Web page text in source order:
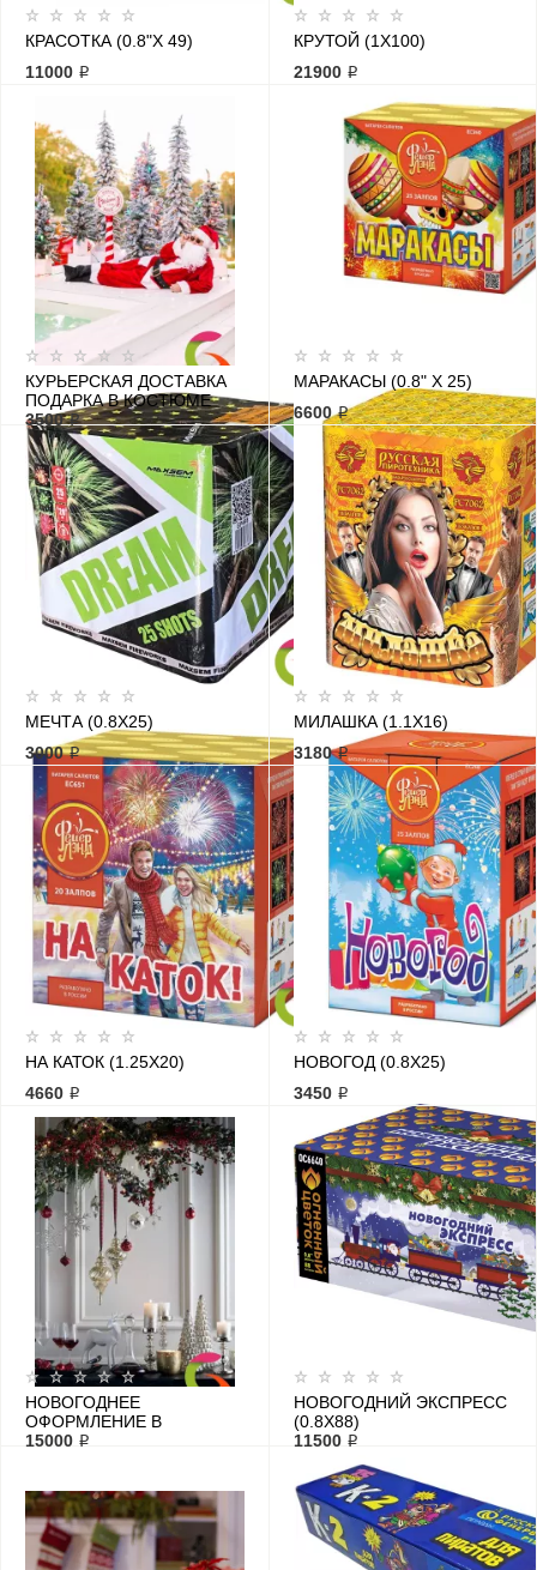
КРАСОТКА (0.8"Х 49)
11000 ₽
КРУТОЙ (1Х100)
21900 ₽
КУРЬЕРСКАЯ ДОСТАВКА
ПОДАРКА В КОСТЮМЕ
ДЕДУШКИ МОРОЗА
3500 ₽
МАРАКАСЫ (0.8" Х 25)
6600 ₽
МЕЧТА (0.8Х25)
3000 ₽
МИЛАШКА (1.1Х16)
3180 ₽
НА КАТОК (1.25Х20)
4660 ₽
НОВОГОД (0.8Х25)
3450 ₽
НОВОГОДНЕЕ
ОФОРМЛЕНИЕ В
ПОМЕЩЕНИИ
15000 ₽
НОВОГОДНИЙ ЭКСПРЕСС
(0.8Х88)
11500 ₽